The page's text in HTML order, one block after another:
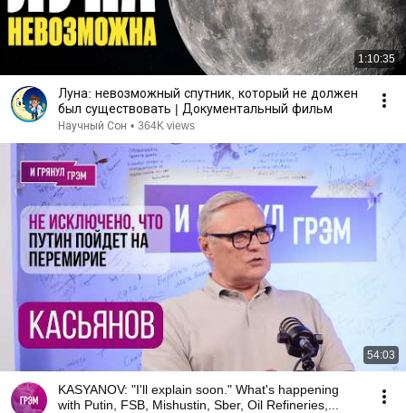
1:10:35
Луна: невозможный спутник, который не должен
был существовать | Документальный фильм
Научный Сон • 364K views
54:03
KASYANOV: "I'll explain soon." What's happening
with Putin, FSB, Mishustin, Sber, Oil Refineries,...